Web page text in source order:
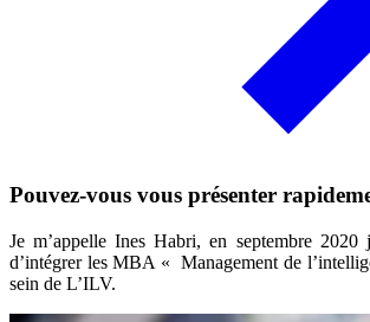
Pouvez-vous vous présenter
Je m’appelle Ines Habri, en septembre 2020
d’intégrer les MBA « Management de
sein de L’ILV.